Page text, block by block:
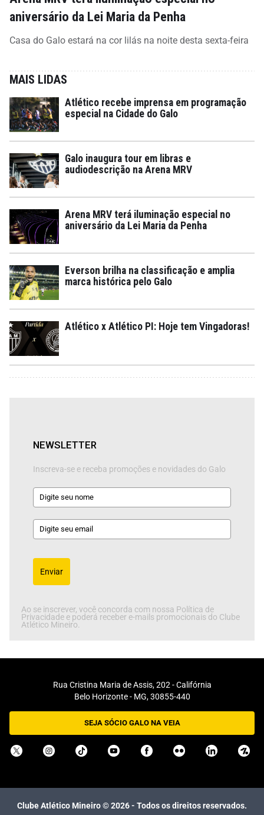
aniversário da Lei Maria da Penha
Casa do Galo estará na cor lilás na noite desta sexta-feira
MAIS LIDAS
Atlético recebe imprensa em programação
especial na Cidade do Galo
Galo inaugura tour em libras e
audiodescrição na Arena MRV
Arena MRV terá iluminação especial no
aniversário da Lei Maria da Penha
Everson brilha na classificação e amplia
marca histórica pelo Galo
Atlético x Atlético PI: Hoje tem Vingadoras!
NEWSLETTER
Inscreva-se e receba promoções e novidades do Galo
Enviar
Ao se inscrever, você concorda com nossa Política de
Privacidade e poderá receber e-mails promocionais do Clube
Atlético Mineiro.
Rua Cristina Maria de Assis, 202 - Califórnia
Belo Horizonte - MG, 30855-440
SEJA SÓCIO GALO NA VEIA
Clube Atlético Mineiro ©2026- Todos os direitos reservados.